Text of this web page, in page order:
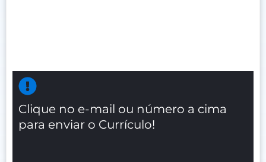
Clique no e-mail ou número a cima
para enviar o Currículo!